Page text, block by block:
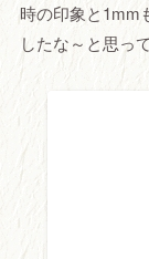
時の印象と1mm
したな～と思っ